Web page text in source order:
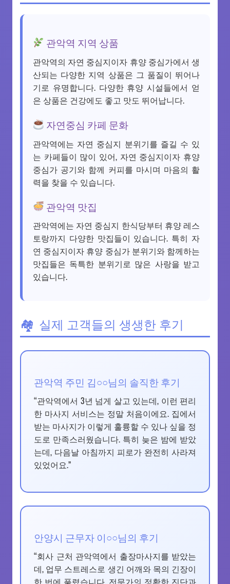
관악역 지역 상품
관악역의 자연 중심지이자 휴양 중심가에서 생
산되는 다양한 지역 상품은 그 품질이 뛰어나
기로 유명합니다. 다양한 휴양 시설들에서 얻
은 상품은 건강에도 좋고 맛도 뛰어납니다.
자연중심 카페 문화
관악역에는 자연 중심지 분위기를 즐길 수 있
는 카페들이 많이 있어, 자연 중심지이자 휴양
중심가 공기와 함께 커피를 마시며 마음의 활
력을 찾을 수 있습니다.
관악역 맛집
관악역에는 자연 중심지 한식당부터 휴양 레스
토랑까지 다양한 맛집들이 있습니다. 특히 자
연 중심지이자 휴양 중심가 분위기와 함께하는
맛집들은 독특한 분위기로 많은 사랑을 받고
있습니다.
실제 고객들의 생생한 후기
관악역 주민 김○○님의 솔직한 후기
“관악역에서 3년 넘게 살고 있는데, 이런 편리
한 마사지 서비스는 정말 처음이에요. 집에서
받는 마사지가 이렇게 훌륭할 수 있나 싶을 정
도로 만족스러웠습니다. 특히 늦은 밤에 받았
는데, 다음날 아침까지 피로가 완전히 사라져
있었어요.”
안양시 근무자 이○○님의 후기
“회사 근처 관악역에서 출장마사지를 받았는
데, 업무 스트레스로 생긴 어깨와 목의 긴장이